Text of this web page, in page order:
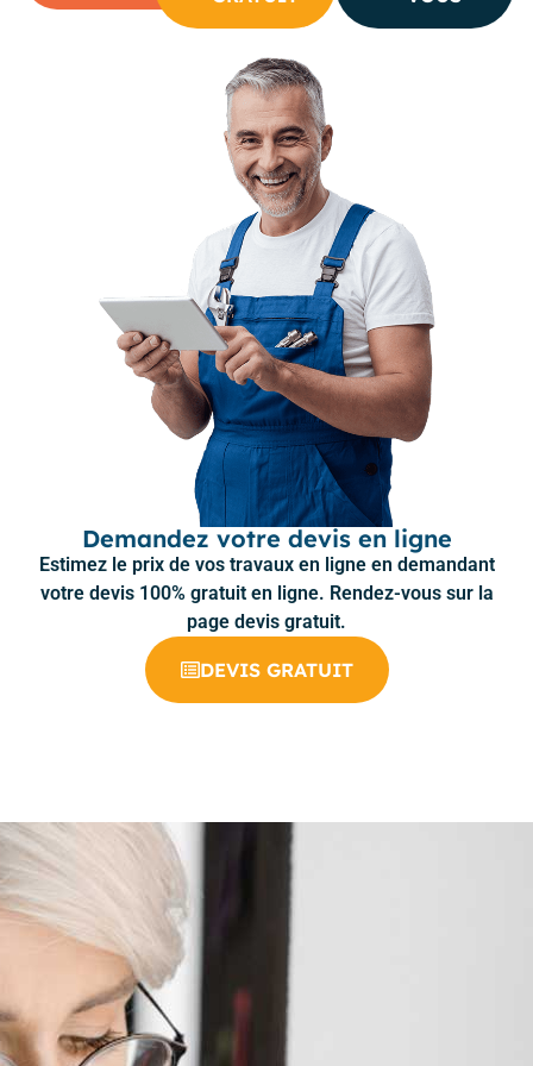
Demandez votre devis en ligne
Estimez le prix de vos travaux en ligne en demandant
votre devis 100% gratuit en ligne. Rendez-vous sur la
page devis gratuit.
DEVIS GRATUIT